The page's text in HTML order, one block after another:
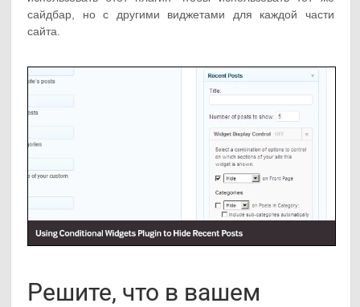
сайдбар, но с другими виджетами для каждой части
сайта.
Решите, что в вашем